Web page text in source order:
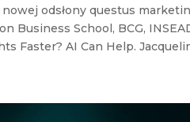
nowej odsłony questus
Business School, BCG,
Faster? AI Can Help.